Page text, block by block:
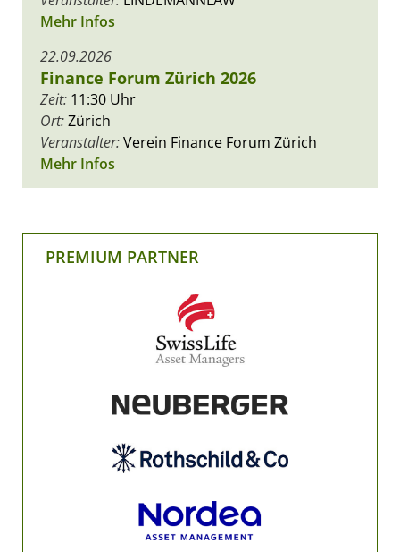
Mehr Infos
22.09.2026
Finance Forum Zürich 2026
Zeit: 11:30 Uhr
Ort:Zürich
Veranstalter:Verein Finance Forum Zürich
Mehr Infos
PREMIUM PARTNER